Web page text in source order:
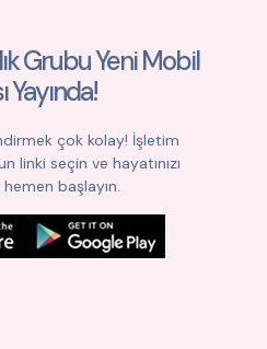
Grubu Yeni Mobil
Yayında!
çok kolay! İşletim
linki seçin ve hayatınızı
başlayın.